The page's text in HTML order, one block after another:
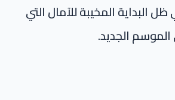
البداية المخيبة للآمال التي
الجديد.